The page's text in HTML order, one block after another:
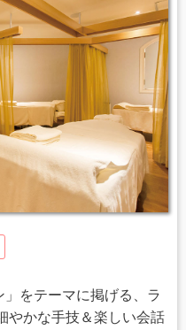
」をテーマに掲げる、ラ
やかな手技＆楽しい会話